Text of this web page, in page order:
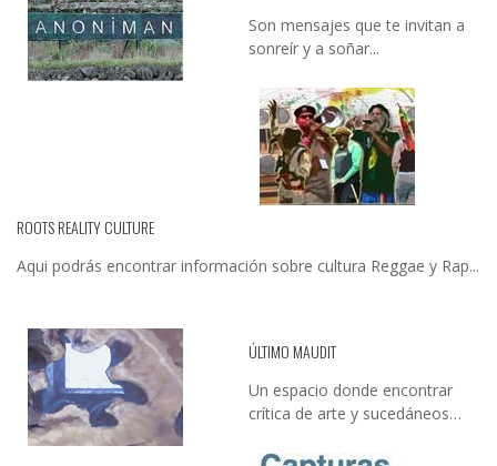
Son mensajes que te invitan a
sonreír y a soñar...
ROOTS REALITY CULTURE
Aqui podrás encontrar información sobre cultura Reggae y Rap...
ÚLTIMO MAUDIT
Un espacio donde encontrar
crítica de arte y sucedáneos…